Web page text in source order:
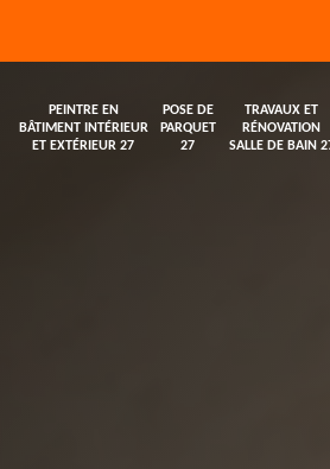
PEINTRE EN
BÂTIMENT INTÉRIEUR
ET EXTÉRIEUR 27
POSE DE
PARQUET
27
TRAVAUX ET
RÉNOVATION
SALLE DE BAIN